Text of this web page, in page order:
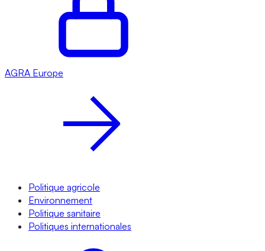
AGRA Europe
Politique agricole
Environnement
Politique sanitaire
Politiques internationales